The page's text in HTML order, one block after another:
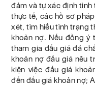
đảm và tự xác định
thực tế, các hồ sơ
xét, tìm hiểu tình trạng
khoản nợ. Nếu đồng ý
tham gia đấu giá đã
khoản nợ đấu giá nêu
kiện việc đấu giá
đến đấu giá khoản nợ;